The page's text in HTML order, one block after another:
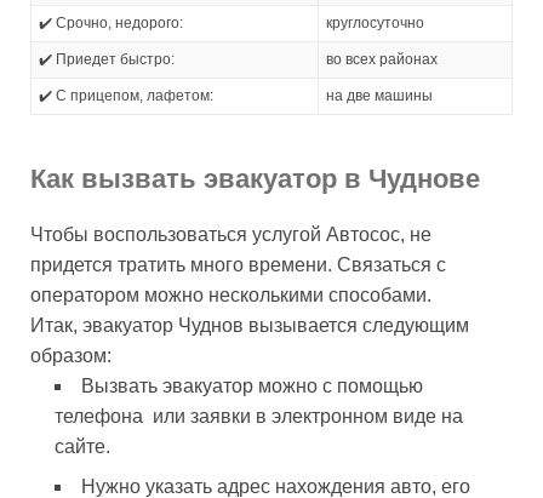
✔️ Срочно, недорого: круглосуточно
✔️ Приедет быстро: во всех районах
✔️ С прицепом, лафетом: на две машины
Как вызвать эвакуатор в Чуднове
Чтобы воспользоваться услугой Автосос, не
придется тратить много времени. Связаться с
оператором можно несколькими способами.
Итак, эвакуатор Чуднов вызывается следующим
образом:
Вызвать эвакуатор можно с помощью
телефона или заявки в электронном виде на
сайте.
Нужно указать адрес нахождения авто, его